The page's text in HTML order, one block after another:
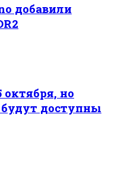
добавили
но
доступны